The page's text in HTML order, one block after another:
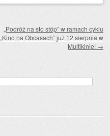
„Podróż na sto stóp” w ramach cyklu
„Kino na Obcasach” już 12 sierpnia w
Multikinie! →